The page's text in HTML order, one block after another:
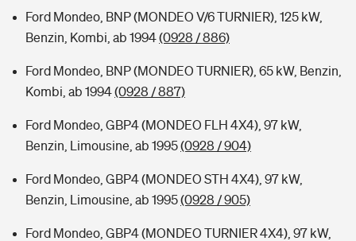
Ford Mondeo, BNP (MONDEO V/6 TURNIER), 125 kW,
Benzin, Kombi, ab 1994(0928 / 886)
Ford Mondeo, BNP (MONDEO TURNIER), 65 kW, Benzin,
Kombi, ab 1994(0928 / 887)
Ford Mondeo, GBP4 (MONDEO FLH 4X4), 97 kW,
Benzin, Limousine, ab 1995(0928 / 904)
Ford Mondeo, GBP4 (MONDEO STH 4X4), 97 kW,
Benzin, Limousine, ab 1995(0928 / 905)
Ford Mondeo, GBP4 (MONDEO TURNIER 4X4), 97 kW,